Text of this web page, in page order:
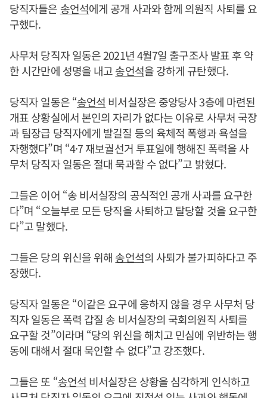
당직자들은 송언석에게 공개 사과와 함께 의원직 사퇴를 요
구했다.
사무처 당직자 일동은 2021년 4월7일 출구조사 발표 후 약
한 시간만에 성명을 내고송언석을 강하게 규탄했다.
당직자 일동은 “송언석 비서실장은 중앙당사 3층에 마련된
개표 상황실에서 본인의 자리가 없다는 이유로 사무처 국장
과 팀장급 당직자에게 발길질 등의 육체적 폭행과 욕설을
자행했다”며 “4·7 재보궐선거 투표일에 행해진 폭력을 사
무처 당직자 일동은 절대 묵과할 수 없다”고 밝혔다.
그들은 이어 “송 비서실장의 공식적인 공개 사과를 요구한
다”며 “오늘부로 모든 당직을 사퇴하고 탈당할 것을 요구한
다”고 말했다.
그들은 당의 위신을 위해 송언석의 사퇴가 불가피하다고 주
장했다.
당직자 일동은 “이같은 요구에 응하지 않을 경우 사무처 당
직자 일동은 폭력 갑질 송 비서실장의 국회의원직 사퇴를
요구할 것”이라며 “당의 위신을 해치고 민심에 위반하는 행
동에 대해서 절대 묵인할 수 없다”고 강조했다.
그들은 또 “송언석 비서실장은 상황을 심각하게 인식하고